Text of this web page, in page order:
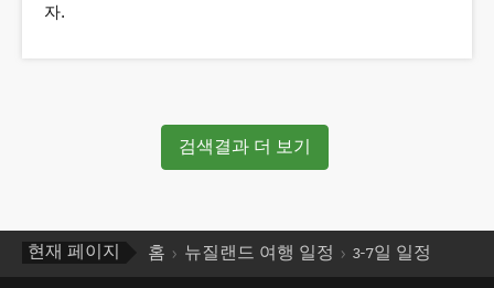
자.
검색결과 더 보기
현재 페이지 홈 뉴질랜드 여행 일정 3-7일 일정